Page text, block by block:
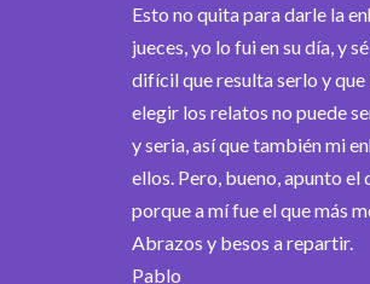
Esto no quita para darle la
jueces, yo lo fui en su día, y
difícil que resulta serlo y
elegir los relatos no puede
y seria, así que también mi
ellos. Pero, bueno, apunto el
porque a mí fue el que más
Abrazos y besos a repartir.
Pablo